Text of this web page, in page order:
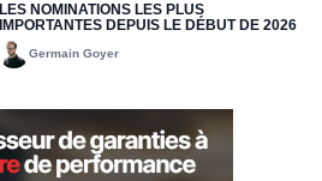
LES NOMINATIONS LES PLUS
IMPORTANTES DEPUIS LE DÉBUT DE 2026
Germain Goyer